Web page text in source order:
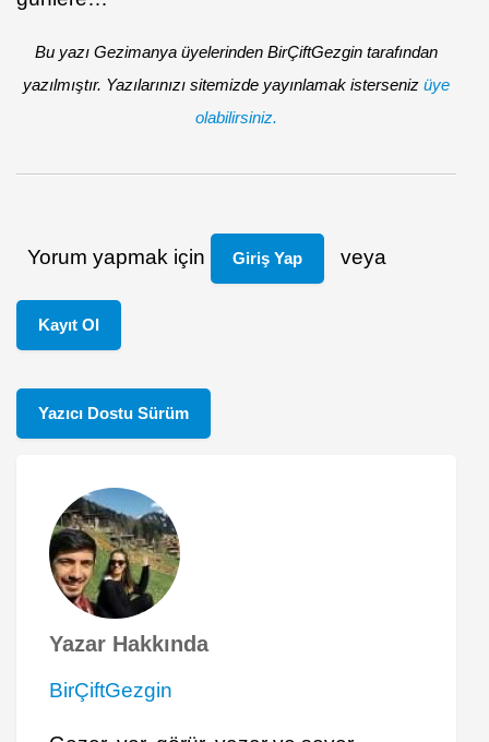
Bu yazı Gezimanya üyelerinden BirÇiftGezgin tarafından
yazılmıştır. Yazılarınızı sitemizde yayınlamak isterseniz üye
olabilirsiniz.
Yorum yapmak için Giriş Yap veya
Kayıt Ol
Yazıcı Dostu Sürüm
Yazar Hakkında
BirÇiftGezgin